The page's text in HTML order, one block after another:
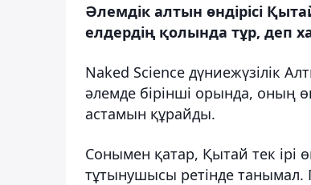
Әлемдік алтын өндірісі
елдердің қолында тұр, деп
Naked Science дүниежүзілік
әлемде бірінші орында, оның
астамын құрайды.
Сонымен қатар, Қытай тек ірі
тұтынушысы ретінде танымал.